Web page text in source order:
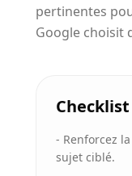
pertinentes
Google choisit
- Renforcez
sujet ciblé.